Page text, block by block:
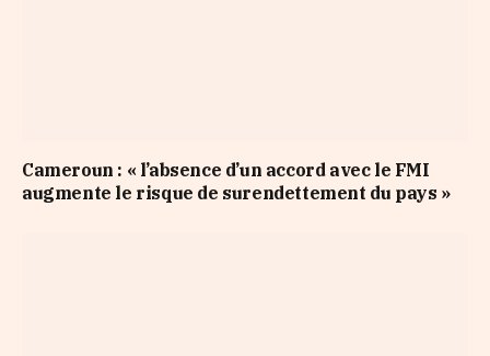
Cameroun : « l’absence d’un accord avec le FMI
augmente le risque de surendettement du pays »